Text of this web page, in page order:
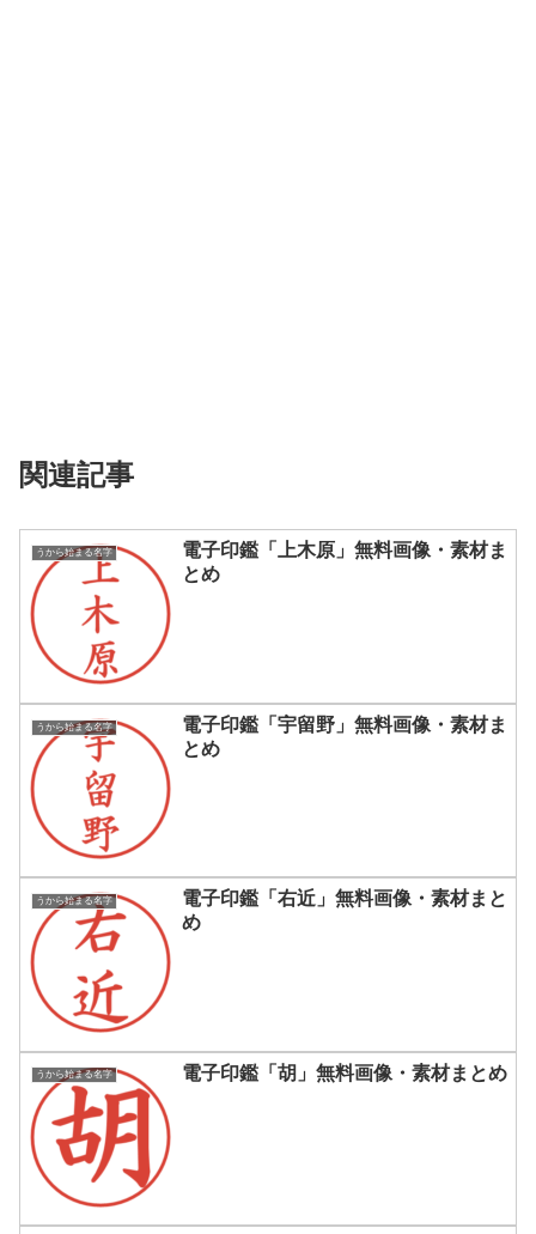
関連記事
うから始まる名字
電子印鑑「上木原」無料画像・素材ま
とめ
うから始まる名字
電子印鑑「宇留野」無料画像・素材ま
とめ
うから始まる名字
電子印鑑「右近」無料画像・素材まと
め
うから始まる名字 電子印鑑「胡」無料画像・素材まとめ